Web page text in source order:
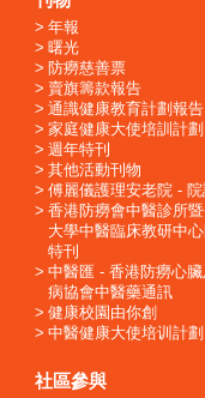
年報
曙光
防癆慈善票
賣旗籌款報告
通識健康教育計劃報告
家庭健康大使培訓計劃
週年特刊
其他活動刊物
傅麗儀護理安老院 -
香港防癆會中醫診所
大學中醫臨床教研中
特刊
中醫匯 - 香港防癆心
病協會中醫藥通訊
健康校園由你創
中醫健康大使培训計劃
社區參與